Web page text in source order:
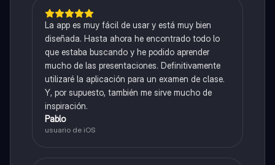
La app es muy fácil de usar y está muy bien
diseñada. Hasta ahora he encontrado todo lo
que estaba buscando y he podido aprender
mucho de las presentaciones. Definitivamente
utilizaré la aplicación para un examen de clase.
Y, por supuesto, también me sirve mucho de
inspiración.
Pablo
usuario de iOS